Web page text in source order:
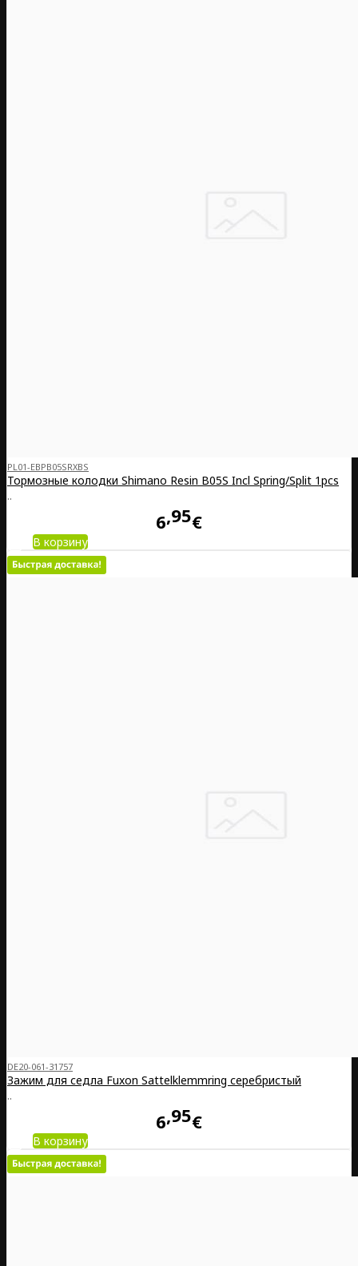
PL01-EBPB05SRXBS
Тормозные колодки Shimano Resin B05S Incl Spring/Split 1pcs
..
6 95€
В корзину
DE20-061-31757
Зажим для седла Fuxon Sattelklemmring серебристый
..
6 95€
В корзину